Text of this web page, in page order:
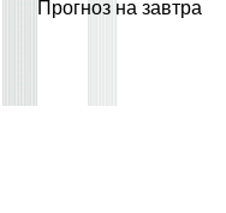
Прогноз на завтра